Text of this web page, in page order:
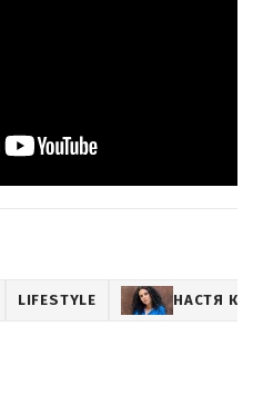
LIFESTYLE НАСТЯ